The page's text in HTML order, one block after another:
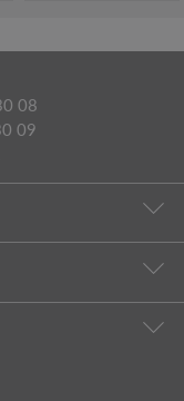
08
09